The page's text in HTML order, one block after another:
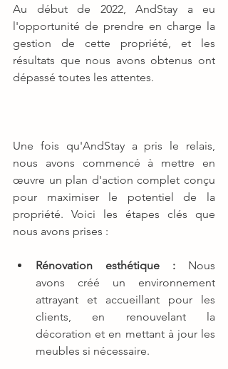
Au début de 2022, AndStay a eu
l'opportunité de prendre en charge la
gestion de cette propriété, et les
résultats que nous avons obtenus ont
dépassé toutes les attentes.
Une fois qu'AndStay a pris le relais,
nous avons commencé à mettre en
œuvre un plan d'action complet conçu
pour maximiser le potentiel de la
propriété. Voici les étapes clés que
nous avons prises :
Rénovation esthétique : Nous
avons créé un environnement
attrayant et accueillant pour les
clients, en renouvelant la
décoration et en mettant à jour les
meubles si nécessaire.